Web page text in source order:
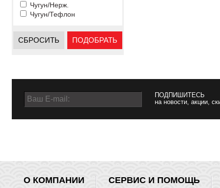
Чугун/Нерж.
Чугун/Тефлон
СБРОСИТЬ ПОДОБРАТЬ
ПОДПИШИТЕСЬ
на новости, акции,
О КОМПАНИИ СЕРВИС И ПОМОЩЬ